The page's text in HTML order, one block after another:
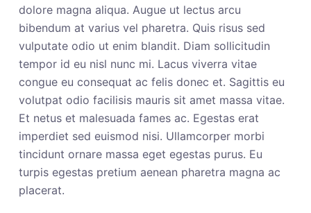
dolore magna aliqua. Augue ut lectus arcu
bibendum at varius vel pharetra. Quis risus sed
vulputate odio ut enim blandit. Diam sollicitudin
tempor id eu nisl nunc mi. Lacus viverra vitae
congue eu consequat ac felis donec et. Sagittis eu
volutpat odio facilisis mauris sit amet massa vitae.
Et netus et malesuada fames ac. Egestas erat
imperdiet sed euismod nisi. Ullamcorper morbi
tincidunt ornare massa eget egestas purus. Eu
turpis egestas pretium aenean pharetra magna ac
placerat.